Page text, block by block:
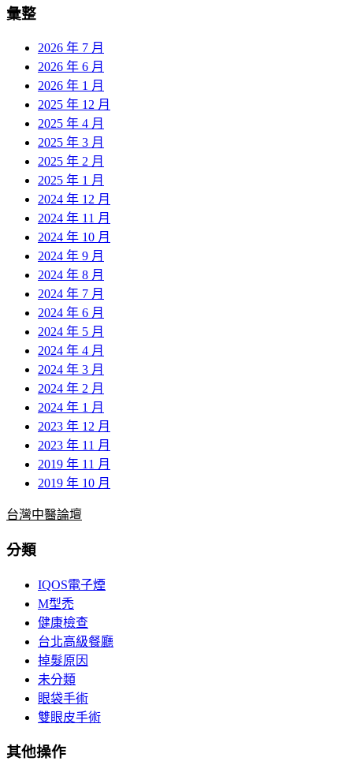
彙整
2026 年 7 月
2026 年 6 月
2026 年 1 月
2025 年 12 月
2025 年 4 月
2025 年 3 月
2025 年 2 月
2025 年 1 月
2024 年 12 月
2024 年 11 月
2024 年 10 月
2024 年 9 月
2024 年 8 月
2024 年 7 月
2024 年 6 月
2024 年 5 月
2024 年 4 月
2024 年 3 月
2024 年 2 月
2024 年 1 月
2023 年 12 月
2023 年 11 月
2019 年 11 月
2019 年 10 月
台灣中醫論壇
分類
IQOS電子煙
M型禿
健康檢查
台北高級餐廳
掉髮原因
未分類
眼袋手術
雙眼皮手術
其他操作